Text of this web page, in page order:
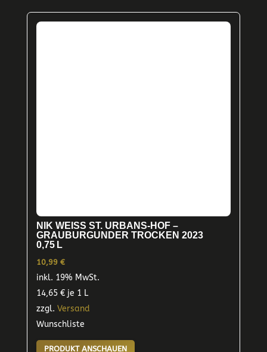
NIK WEISS ST. URBANS-HOF –
GRAUBURGUNDER TROCKEN 2023
0,75 L
10,99 €
inkl. 19% MwSt.
14,65 €je 1 L
zzgl. Versand
Wunschliste
PRODUKT ANSCHAUEN